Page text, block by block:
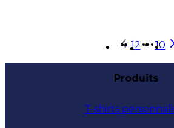
12 Plus
10
Produits
T-shirts